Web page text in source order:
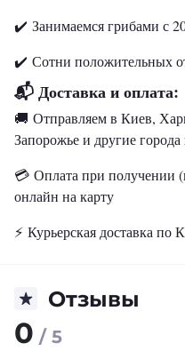
✔️ Занимаемся грибами с
✔️ Сотни положительных
📬 Доставка и оплата:
🚚 Отправляем в Киев,
Запорожье и другие
💳 Оплата при получении
онлайн на карту
⚡️ Курьерская доставка по
Отзывы
0 / 5